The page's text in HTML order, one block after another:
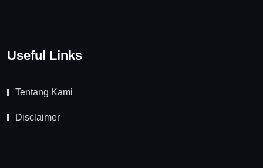
Useful Links
Tentang Kami
Disclaimer